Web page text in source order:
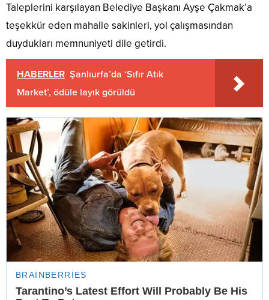
Taleplerini karşılayan Belediye Başkanı Ayşe Çakmak’a
teşekkür eden mahalle sakinleri, yol çalışmasından
duydukları memnuniyeti dile getirdi.
HABERLER Şanlıurfa’da ‘Sıfır Atık
Market’, ödüle layık görüldü